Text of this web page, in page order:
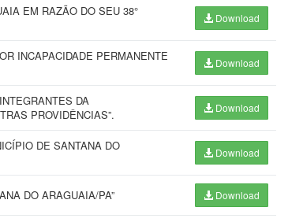
EM RAZÃO DO SEU 38°
Download
INCAPACIDADE PERMANENTE
Download
DA
PROVIDÊNCIAS”.
Download
DE SANTANA DO
Download
DO ARAGUAIA/PA” Download